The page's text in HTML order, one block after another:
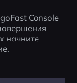
Console
начните